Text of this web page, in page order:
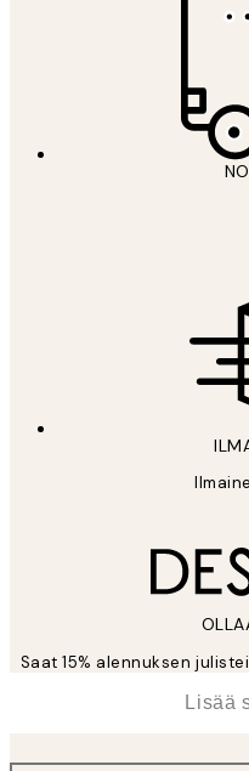
Saat 15% alennuksen